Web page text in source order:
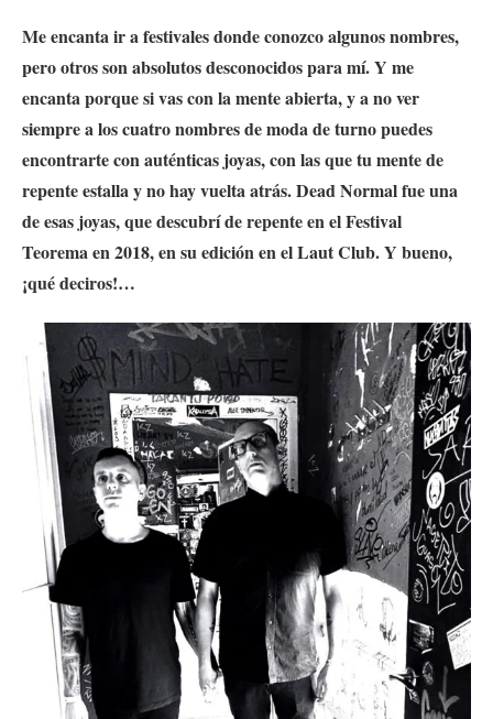
Me encanta ir a festivales donde conozco algunos nombres,
pero otros son absolutos desconocidos para mí.Y me
encanta porque si vas con la mente abierta, y a no ver
siempre a los cuatro nombres de moda de turno puedes
encontrarte con auténticas joyas, con las que tu mente de
repente estalla y no hay vuelta atrás.Dead Normal fue una
de esas joyas, que descubrí de repente en el Festival
Teorema en 2018, en su edición en el Laut Club.Y bueno,
¡qué deciros!…